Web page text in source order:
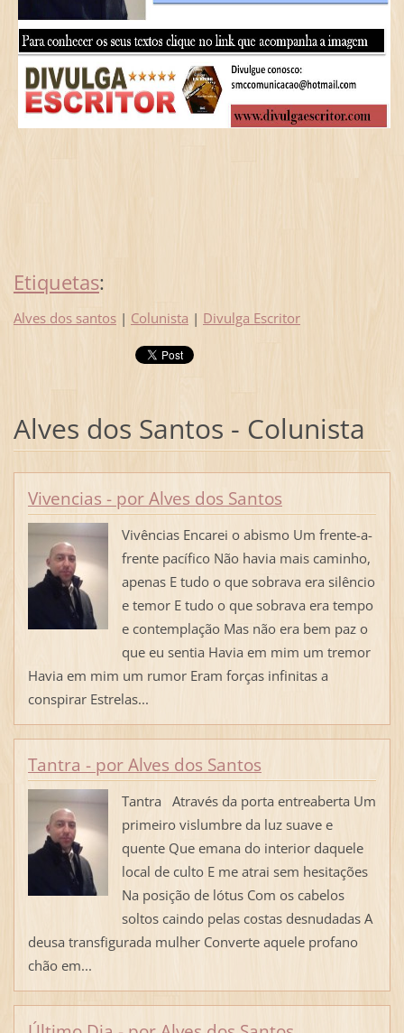
Etiquetas:
Alves dos santos | Colunista | Divulga Escritor
Alves dos Santos - Colunista
Vivencias - por Alves dos Santos
Vivências Encarei o abismo Um frente-a-
frente pacífico Não havia mais caminho,
apenas E tudo o que sobrava era silêncio
e temor E tudo o que sobrava era tempo
e contemplação Mas não era bem paz o
que eu sentia Havia em mim um tremor
Havia em mim um rumor Eram forças infinitas a
conspirar Estrelas...
Tantra - por Alves dos Santos
Tantra Através da porta entreaberta Um
primeiro vislumbre da luz suave e
quente Que emana do interior daquele
local de culto E me atrai sem hesitações
Na posição de lótus Com os cabelos
soltos caindo pelas costas desnudadas A
deusa transfigurada mulher Converte aquele profano
chão em...